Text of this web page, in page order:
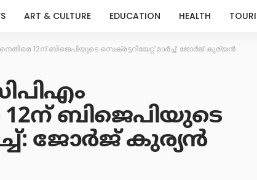
ART & CULTURE EDUCATION HEALTH
12ന് ബിജെപിയുടെ സെക്രട്ടറിയേറ്റ് മാർച്ച്: ജോർജ് കുര്യൻ
12ന് ബിജെപിയുടെ
ജോർജ് കുര്യൻ